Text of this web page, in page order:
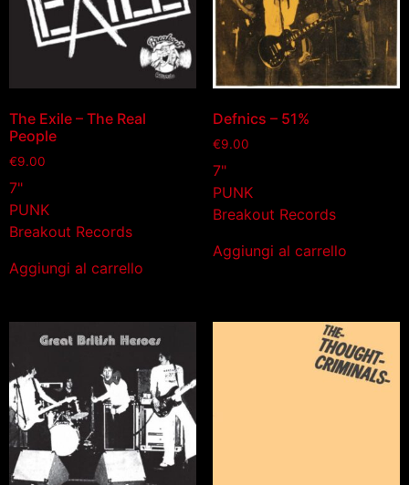
The Exile – The Real
People
€9.00
7"
PUNK
Breakout Records
Aggiungi al carrello
Defnics – 51%
€9.00
7"
PUNK
Breakout Records
Aggiungi al carrello